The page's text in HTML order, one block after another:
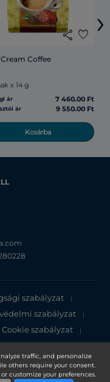
traffic, and personalize
others require your consent.
customize your preferences.
share favorite
Coffee
x 14 g
ár 7 460.00 Ft
ár 9 550.00 Ft
Kosárba
›
szabályzat |
szabályzat |
Cookie szabályzat |
(363120-V)